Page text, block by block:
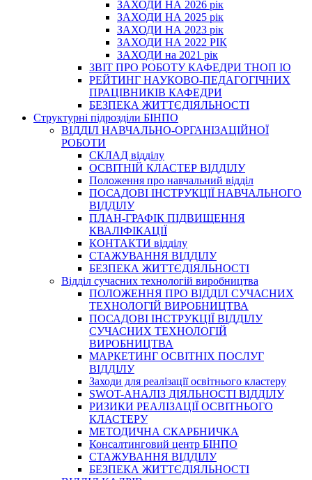
ЗАХОДИ НА 2026 рік
ЗАХОДИ НА 2025 рік
ЗАХОДИ НА 2023 рік
ЗАХОДИ НА 2022 РІК
ЗАХОДИ на 2021 рік
3BIT ПРО РОБОТУ КАФЕДРИ ТНОП ІО
РЕЙТИНГ НАУКОВО-ПЕДАГОГІЧНИХ
ПРАЦІВНИКІВ КАФЕДРИ
БЕЗПЕКА ЖИТТЄДІЯЛЬНОСТІ
Структурні підрозділи БІНПО
ВІДДІЛ НАВЧАЛЬНО-ОРГАНІЗАЦІЙНОЇ
РОБОТИ
СКЛАД відділу
ОСВІТНІЙ КЛАСТЕР ВІДДІЛУ
Положення про навчальний вiддiл
ПОСАДОВІ ІНСТРУКЦІЇ НАВЧАЛЬНОГО
ВІДДІЛУ
ПЛАН-ГРАФІК ПІДВИЩЕННЯ
КВАЛІФІКАЦІЇ
КОНТАКТИ відділу
СТАЖУВАННЯ ВІДДІЛУ
БЕЗПЕКА ЖИТТЄДІЯЛЬНОСТІ
Відділ сучасних технологій виробництва
ПОЛОЖЕННЯ ПРО ВІДДІЛ СУЧАСНИХ
ТЕХНОЛОГІЙ ВИРОБНИЦТВА
ПОСАДОВІ ІНСТРУКЦІЇ ВІДДІЛУ
СУЧАСНИХ ТЕХНОЛОГІЙ
ВИРОБНИЦТВА
МАРКЕТИНГ ОСВІТНІХ ПОСЛУГ
ВІДДІЛУ
Заходи для реалізації освітнього кластеру
SWOT-АНАЛІЗ ДІЯЛЬНОСТІ ВІДДІЛУ
РИЗИКИ РЕАЛІЗАЦІЇ ОСВІТНЬОГО
КЛАСТЕРУ
МЕТОДИЧНА СКАРБНИЧКА
Консалтинговий центр БІНПО
СТАЖУВАННЯ ВІДДІЛУ
БЕЗПЕКА ЖИТТЄДІЯЛЬНОСТІ